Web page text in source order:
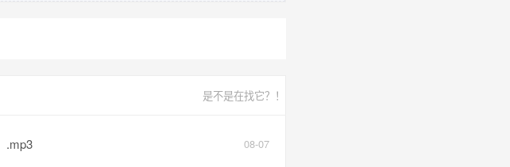
是不是在找它？！
08-07
.mp3